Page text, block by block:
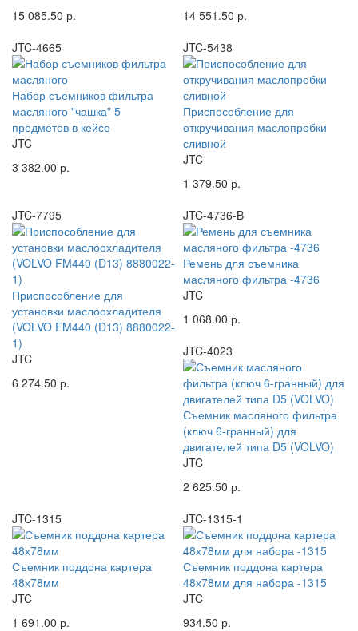
15 085.50 р.
14 551.50 р.
JTC-4665
Набор съемников фильтра
масляного "чашка" 5
предметов в кейсе
JTC
3 382.00 р.
JTC-5438
Приспособление для
откручивания маслопробки
сливной
JTC
1 379.50 р.
JTC-7795
Приспособление для
установки маслоохладителя
(VOLVO FM440 (D13) 8880022-
1)
JTC
6 274.50 р.
JTC-4736-B
Ремень для съемника
масляного фильтра -4736
JTC
1 068.00 р.
JTC-4023
Съемник масляного фильтра
(ключ 6-гранный) для
двигателей типа D5 (VOLVO)
JTC
2 625.50 р.
JTC-1315
Съемник поддона картера
48х78мм
JTC
1 691.00 р.
JTC-1315-1
Съемник поддона картера
48х78мм для набора -1315
JTC
934.50 р.